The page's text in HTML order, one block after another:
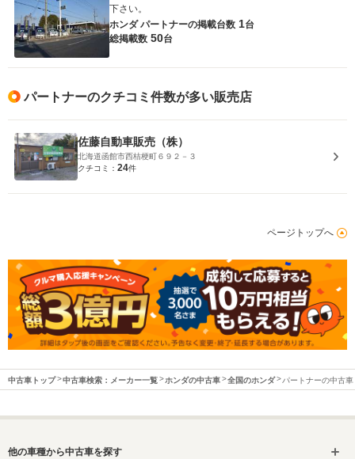
下さい。
ホンダ パートナーの掲載台数 1台
総掲載数 50台
パートナーのクチコミ件数が多い販売店
佐藤自動車販売（株）
北海道函館市西桔梗町６９２－３
クチコミ： 24件
ページトップへ
中古車トップ 中古車検索：メーカー一覧 ホンダの中古車 全国のホンダ パートナーの中古車
他の車種から中古車を探す